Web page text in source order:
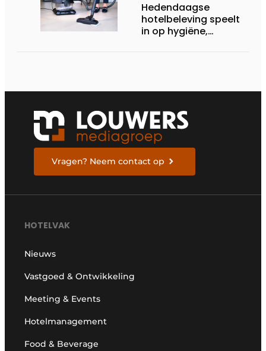
Hedendaagse
hotelbeleving speelt
in op hygiëne,
Vragen? Neem contact op
HOTELVAK
Nieuws
Vastgoed & Ontwikkeling
Meeting & Events
Hotelmanagement
Food & Beverage